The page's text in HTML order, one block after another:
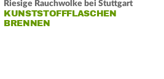
Riesige Rauchwolke bei Stuttgart
KUNSTSTOFFFLASCHEN
BRENNEN